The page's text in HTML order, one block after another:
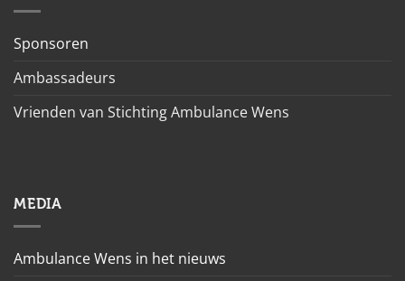
Sponsoren
Ambassadeurs
Vrienden van Stichting Ambulance Wens
MEDIA
Ambulance Wens in het nieuws